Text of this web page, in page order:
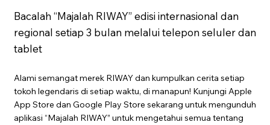
Bacalah “Majalah RIWAY” edisi internasional dan
regional setiap 3 bulan melalui telepon seluler dan
tablet
Alami semangat merek RIWAY dan kumpulkan cerita setiap
tokoh legendaris di setiap waktu, di manapun! Kunjungi Apple
App Store dan Google Play Store sekarang untuk mengunduh
aplikasi “Majalah RIWAY” untuk mengetahui semua tentang